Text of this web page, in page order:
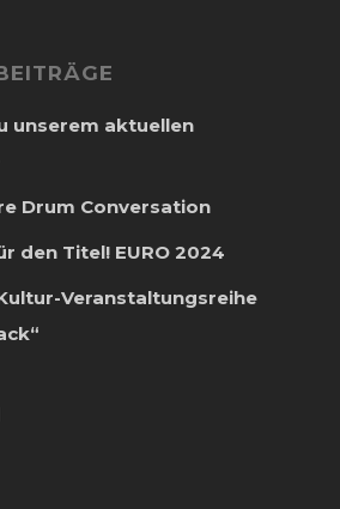
unserem aktuellen
Drum Conversation
den Titel! EURO 2024
Veranstaltungsreihe